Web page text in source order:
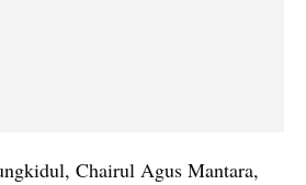
Chairul Agus Mantara,